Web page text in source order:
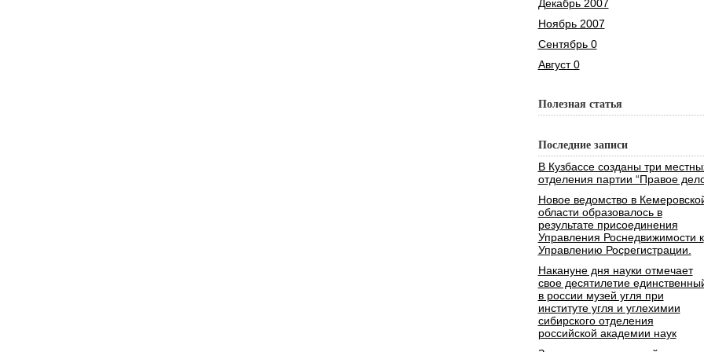
Декабрь 2007
Ноябрь 2007
Сентябрь 0
Август 0
Полезная статья
Последние записи
В Кузбассе созданы три
отделения партии “Правое
Новое ведомство в
области образовалось в
результате присоединения
Управления Роснедвижимости к
Управлению Росрегистрации.
Накануне дня науки отмечает
свое десятилетие
в россии музей угля при
институте угля и углехимии
сибирского отделения
российской академии наук